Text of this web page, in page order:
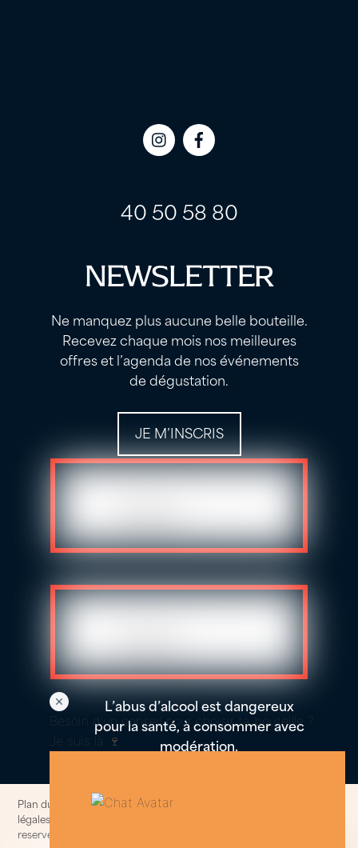
Icon
Icon
40 50 58 80
NEWSLETTER
Ne manquez plus aucune belle bouteille.
Recevez chaque mois nos meilleures
offres et l’agenda de nos événements
de dégustation.
JE M’INSCRIS
L’abus d’alcool est dangereux
pour la santé, à consommer avec
modération.
Plan du site Politique de confidentialités et cookies
légales
reserved.
Besoin d'un conseil pour choisir ta bouteille ?
Je suis là 🍷